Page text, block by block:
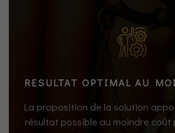
RESULTAT OPTIMAL AU
La proposition de la solution
résultat possible au moindre coût